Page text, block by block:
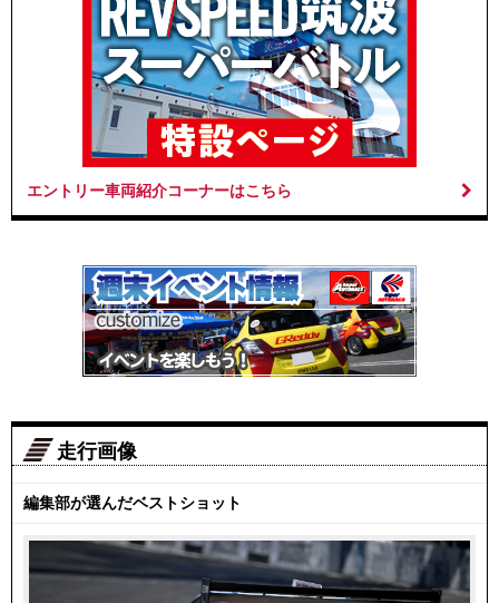
エントリー車両紹介コーナーはこちら
走行画像
編集部が選んだベストショット